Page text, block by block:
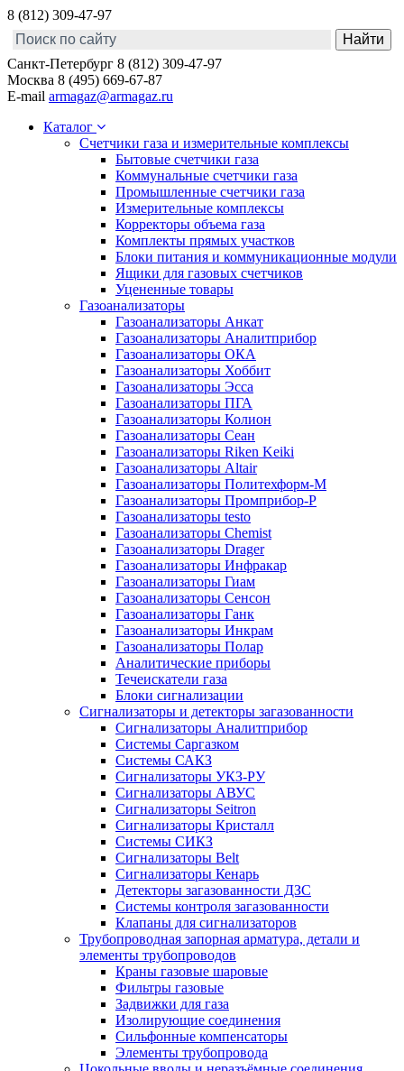
8 (812) 309-47-97
Санкт-Петербург 8 (812) 309-47-97
Москва 8 (495) 669-67-87
E-mail armagaz@armagaz.ru
Каталог
Счетчики газа и измерительные комплексы
Бытовые счетчики газа
Коммунальные счетчики газа
Промышленные счетчики газа
Измерительные комплексы
Корректоры объема газа
Комплекты прямых участков
Блоки питания и коммуникационные модули
Ящики для газовых счетчиков
Уцененные товары
Газоанализаторы
Газоанализаторы Анкат
Газоанализаторы Аналитприбор
Газоанализаторы ОКА
Газоанализаторы Хоббит
Газоанализаторы Эсса
Газоанализаторы ПГА
Газоанализаторы Колион
Газоанализаторы Сеан
Газоанализаторы Riken Keiki
Газоанализаторы Altair
Газоанализаторы Политехформ-М
Газоанализаторы Промприбор-Р
Газоанализаторы testo
Газоанализаторы Chemist
Газоанализаторы Drager
Газоанализаторы Инфракар
Газоанализаторы Гиам
Газоанализаторы Сенсон
Газоанализаторы Ганк
Газоанализаторы Инкрам
Газоанализаторы Полар
Аналитические приборы
Течеискатели газа
Блоки сигнализации
Сигнализаторы и детекторы загазованности
Сигнализаторы Аналитприбор
Системы Саргазком
Системы САКЗ
Сигнализаторы УКЗ-РУ
Сигнализаторы АВУС
Сигнализаторы Seitron
Сигнализаторы Кристалл
Системы СИКЗ
Сигнализаторы Belt
Сигнализаторы Кенарь
Детекторы загазованности ДЗС
Системы контроля загазованности
Клапаны для сигнализаторов
Трубопроводная запорная арматура, детали и
элементы трубопроводов
Краны газовые шаровые
Фильтры газовые
Задвижки для газа
Изолирующие соединения
Сильфонные компенсаторы
Элементы трубопровода